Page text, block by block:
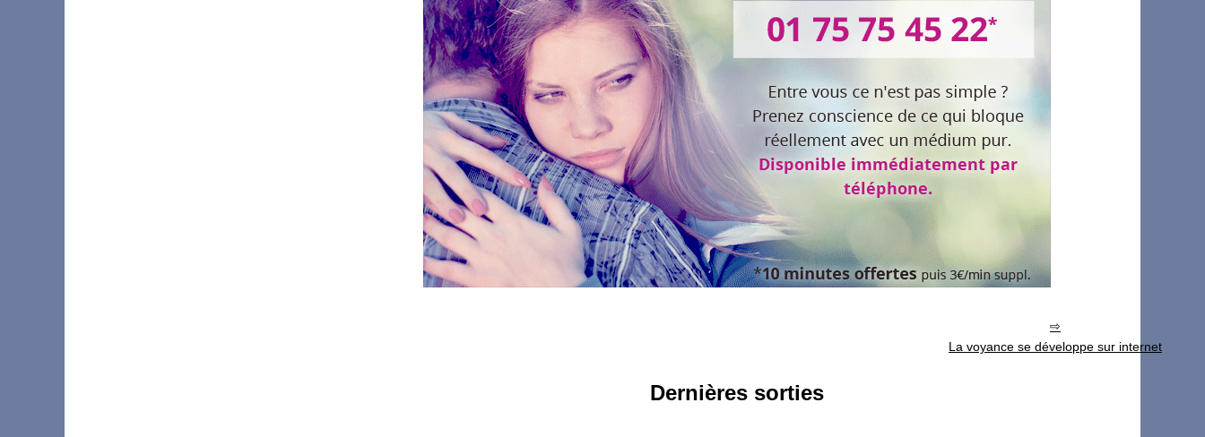
La voyance se développe sur internet
Dernières sorties